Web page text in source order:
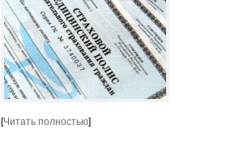
[Читать полностью]